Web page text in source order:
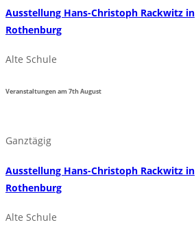
Ausstellung Hans-Christoph Rackwitz in
Rothenburg
Alte Schule
Veranstaltungen am7thAugust
Ganztägig
Ausstellung Hans-Christoph Rackwitz in
Rothenburg
Alte Schule